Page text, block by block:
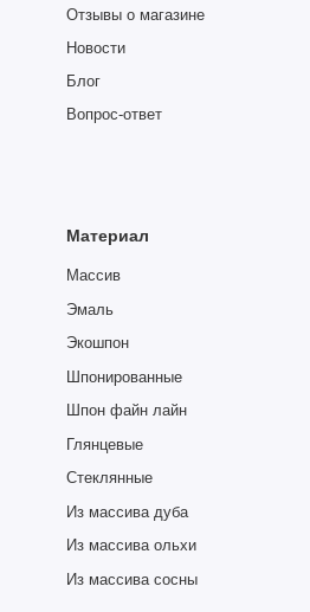
Отзывы о магазине
Новости
Блог
Вопрос-ответ
Материал
Массив
Эмаль
Экошпон
Шпонированные
Шпон файн лайн
Глянцевые
Стеклянные
Из массива дуба
Из массива ольхи
Из массива сосны